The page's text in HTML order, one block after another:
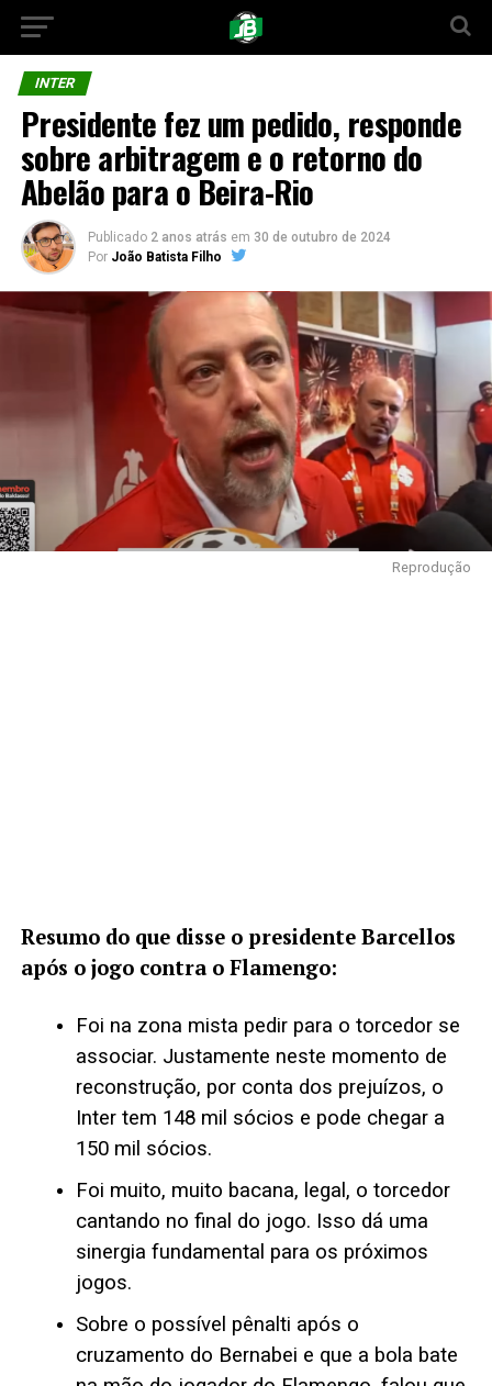
INTER
Presidente fez um pedido, responde
sobre arbitragem e o retorno do
Abelão para o Beira-Rio
Publicado 2 anos atrás em 30 de outubro de 2024
Por João Batista Filho
Reprodução
Resumo do que disse o presidente Barcellos
após o jogo contra o Flamengo:
Foi na zona mista pedir para o torcedor se
associar. Justamente neste momento de
reconstrução, por conta dos prejuízos, o
Inter tem 148 mil sócios e pode chegar a
150 mil sócios.
Foi muito, muito bacana, legal, o torcedor
cantando no final do jogo. Isso dá uma
sinergia fundamental para os próximos
jogos.
Sobre o possível pênalti após o
cruzamento do Bernabei e que a bola bate